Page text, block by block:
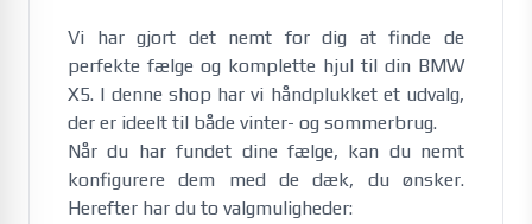
Vi har gjort det nemt for dig at finde de
perfekte fælge og komplette hjul til din BMW
X5. I denne shop har vi håndplukket et udvalg,
der er ideelt til både vinter- og sommerbrug.
Når du har fundet dine fælge, kan du nemt
konfigurere dem med de dæk, du ønsker.
Herefter har du to valgmuligheder: